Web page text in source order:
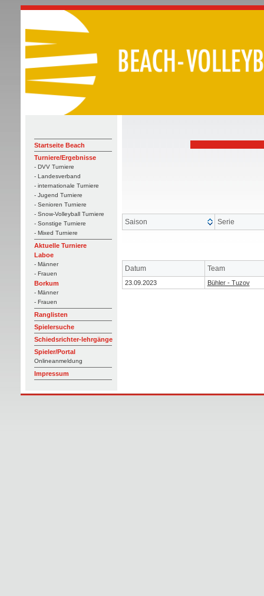
Startseite Beach
Turniere/Ergebnisse
- DVV Turniere
- Landesverband
- internationale Turniere
- Jugend Turniere
- Senioren Turniere
- Snow-Volleyball Turniere
- Sonstige Turniere
- Mixed Turniere
Aktuelle Turniere
Laboe
- Männer
- Frauen
Borkum
- Männer
- Frauen
Ranglisten
Spielersuche
Schiedsrichter-lehrgänge
Spieler/Portal
Onlineanmeldung
Impressum
Saison Serie
Datum Team
23.09.2023 Bühler - Tuzov